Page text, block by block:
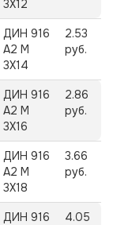
3X12
ДИН 916
А2 M
3X14
2.53
руб.
ДИН 916
А2 M
3X16
2.86
руб.
ДИН 916
А2 M
3X18
3.66
руб.
ДИН 916
4.05